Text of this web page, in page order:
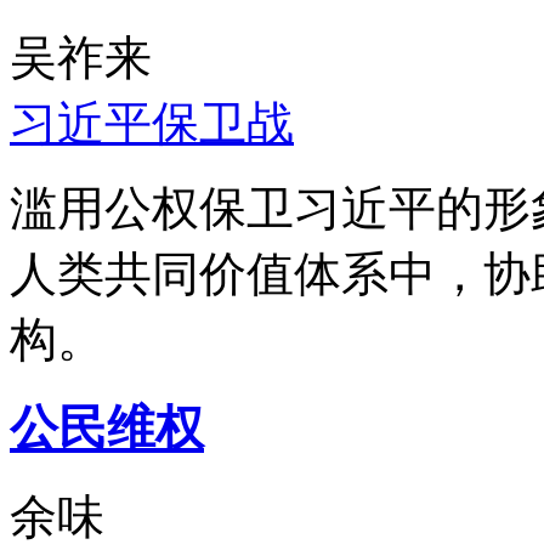
吴祚来
习近平保卫战
滥用公权保卫习近平的
人类共同价值体系中，
构。
公民维权
余味